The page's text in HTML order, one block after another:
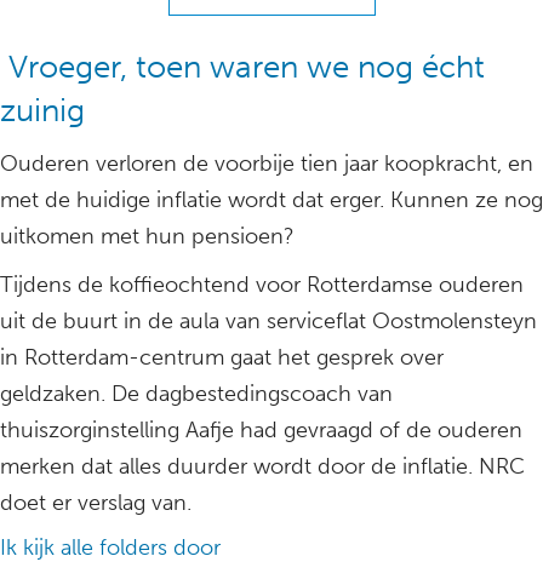
Vroeger, toen waren we nog écht
zuinig
Ouderen verloren de voorbije tien jaar koopkracht, en
met de huidige inflatie wordt dat erger. Kunnen ze nog
uitkomen met hun pensioen?
Tijdens de koffieochtend voor Rotterdamse ouderen
uit de buurt in de aula van serviceflat Oostmolensteyn
in Rotterdam-centrum gaat het gesprek over
geldzaken. De dagbestedingscoach van
thuiszorginstelling Aafje had gevraagd of de ouderen
merken dat alles duurder wordt door de inflatie. NRC
doet er verslag van.
Ik kijk alle folders door